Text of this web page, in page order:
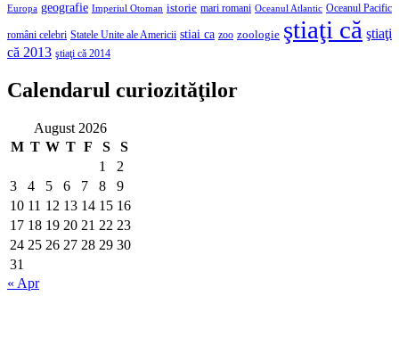
Europa geografie Imperiul Otoman istorie mari romani Oceanul Atlantic Oceanul Pacific
români celebri Statele Unite ale Americii stiai ca zoo zoologie ştiaţi că ştiaţi
că 2013 ştiaţi că 2014
Calendarul curiozităţilor
August 2026
M T W T F S
S
1
2
3
4 5 6 7 8
9
10 11 12 13 14 15 16
17 18 19 20 21 22 23
24 25 26 27 28 29 30
31
« Apr